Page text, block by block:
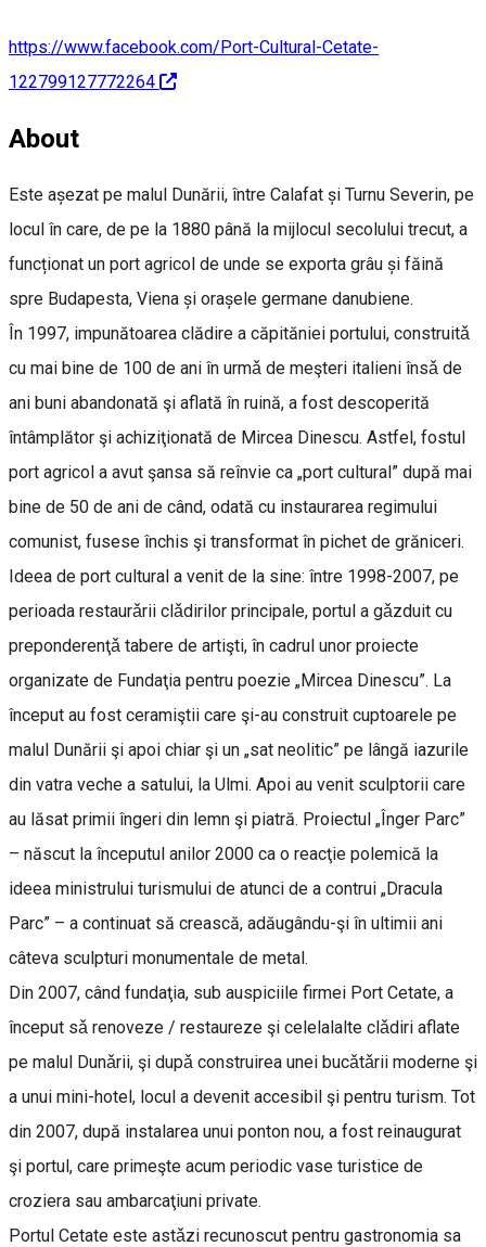
https://www.facebook.com/Port-Cultural-Cetate-
122799127772264
About
Este așezat pe malul Dunării, între Calafat și Turnu Severin, pe
locul în care, de pe la 1880 până la mijlocul secolului trecut, a
funcționat un port agricol de unde se exporta grâu și făină
spre Budapesta, Viena și orașele germane danubiene.
În 1997, impunătoarea clădire a căpităniei portului, construitǎ
cu mai bine de 100 de ani în urmǎ de meşteri italieni însǎ de
ani buni abandonată şi aflată în ruină, a fost descoperită
întâmplător şi achiziţionată de Mircea Dinescu. Astfel, fostul
port agricol a avut şansa să reînvie ca „port cultural” după mai
bine de 50 de ani de când, odată cu instaurarea regimului
comunist, fusese închis şi transformat în pichet de grăniceri.
Ideea de port cultural a venit de la sine: între 1998-2007, pe
perioada restaurǎrii clǎdirilor principale, portul a gǎzduit cu
preponderenţǎ tabere de artişti, în cadrul unor proiecte
organizate de Fundaţia pentru poezie „Mircea Dinescu”. La
început au fost ceramiştii care şi-au construit cuptoarele pe
malul Dunării şi apoi chiar şi un „sat neolitic” pe lângă iazurile
din vatra veche a satului, la Ulmi. Apoi au venit sculptorii care
au lăsat primii îngeri din lemn şi piatră. Proiectul „Înger Parc”
– născut la începutul anilor 2000 ca o reacţie polemică la
ideea ministrului turismului de atunci de a contrui „Dracula
Parc” – a continuat să crească, adăugându-şi în ultimii ani
câteva sculpturi monumentale de metal.
Din 2007, când fundaţia, sub auspiciile firmei Port Cetate, a
început sǎ renoveze / restaureze şi celelalalte clǎdiri aflate
pe malul Dunǎrii, şi dupǎ construirea unei bucǎtǎrii moderne şi
a unui mini-hotel, locul a devenit accesibil şi pentru turism. Tot
din 2007, după instalarea unui ponton nou, a fost reinaugurat
şi portul, care primeşte acum periodic vase turistice de
croziera sau ambarcaţiuni private.
Portul Cetate este astǎzi recunoscut pentru gastronomia sa